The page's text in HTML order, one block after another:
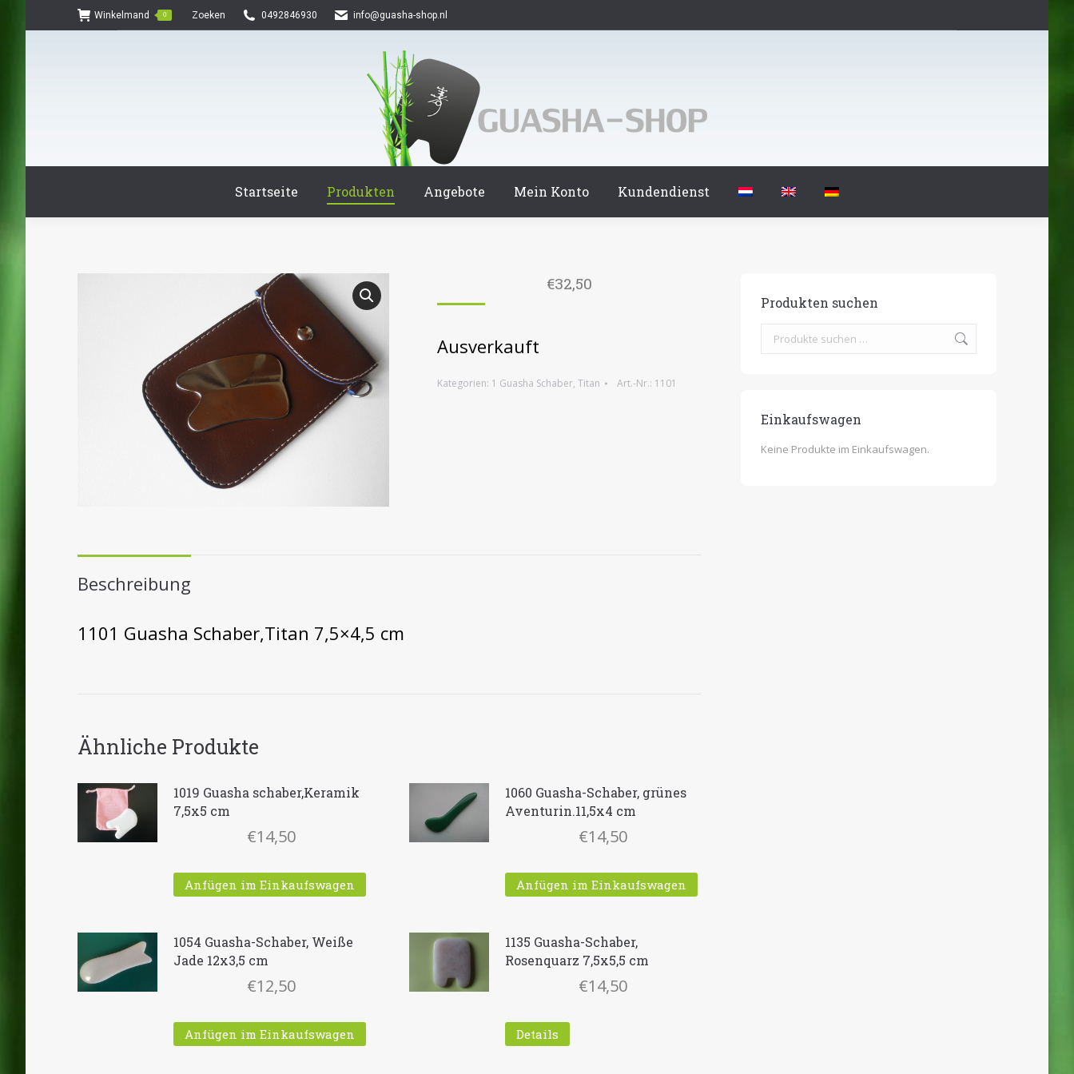
Winkelmand 0 Search:
Zoeken 0492846930 info@guasha-shop.nl
Startseite Produkten Angebote Mein Konto Kundendienst
€32,50
Ausverkauft
Kategorien: 1 Guasha Schaber, Titan Art.-Nr.: 1101
Beschreibung
1101 Guasha Schaber,Titan 7,5×4,5 cm
Ähnliche Produkte
1019 Guasha schaber,Keramik
7,5x5 cm
€14,50
Anfügen im Einkaufswagen
1060 Guasha-Schaber, grünes
Aventurin.11,5x4 cm
€14,50
Anfügen im Einkaufswagen
1054 Guasha-Schaber, Weiße
Jade 12x3,5 cm
€12,50
Anfügen im Einkaufswagen
1135 Guasha-Schaber,
Rosenquarz 7,5x5,5 cm
€14,50
Details
Produkten suchen
Einkaufswagen
Keine Produkte im Einkaufswagen.